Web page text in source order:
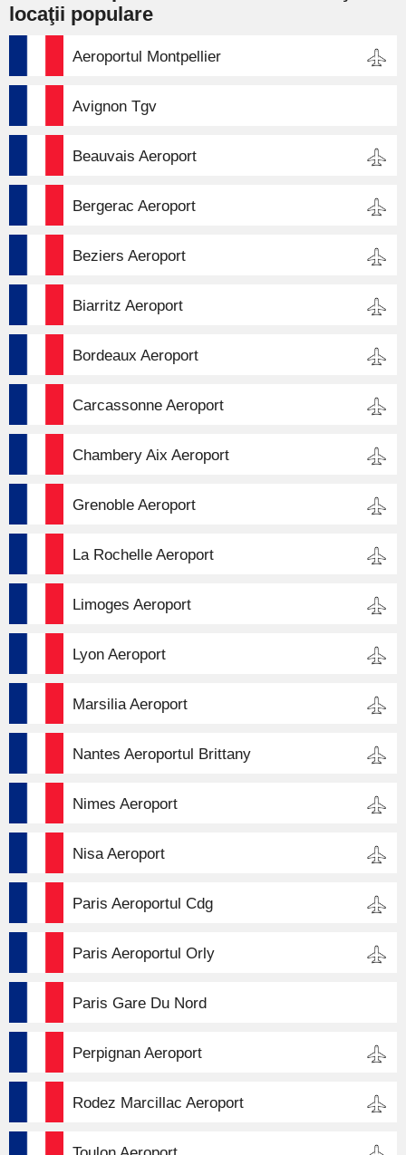
locaţii populare
Aeroportul Montpellier
Avignon Tgv
Beauvais Aeroport
Bergerac Aeroport
Beziers Aeroport
Biarritz Aeroport
Bordeaux Aeroport
Carcassonne Aeroport
Chambery Aix Aeroport
Grenoble Aeroport
La Rochelle Aeroport
Limoges Aeroport
Lyon Aeroport
Marsilia Aeroport
Nantes Aeroportul Brittany
Nimes Aeroport
Nisa Aeroport
Paris Aeroportul Cdg
Paris Aeroportul Orly
Paris Gare Du Nord
Perpignan Aeroport
Rodez Marcillac Aeroport